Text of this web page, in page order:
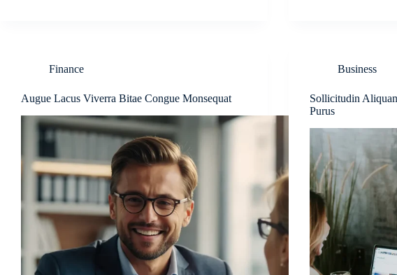
Finance
Augue Lacus Viverra Bitae Congue Monsequat
Business
Sollicitudin
Purus